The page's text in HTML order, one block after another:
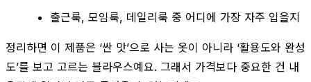
출근룩, 모임룩, 데일리룩 중 어디에 가장 자주 입을지
정리하면 이 제품은 ‘싼 맛’으로 사는 옷이 아니라 ‘활용도와 완성
도’를 보고 고르는 블라우스예요. 그래서 가격보다 중요한 건 내